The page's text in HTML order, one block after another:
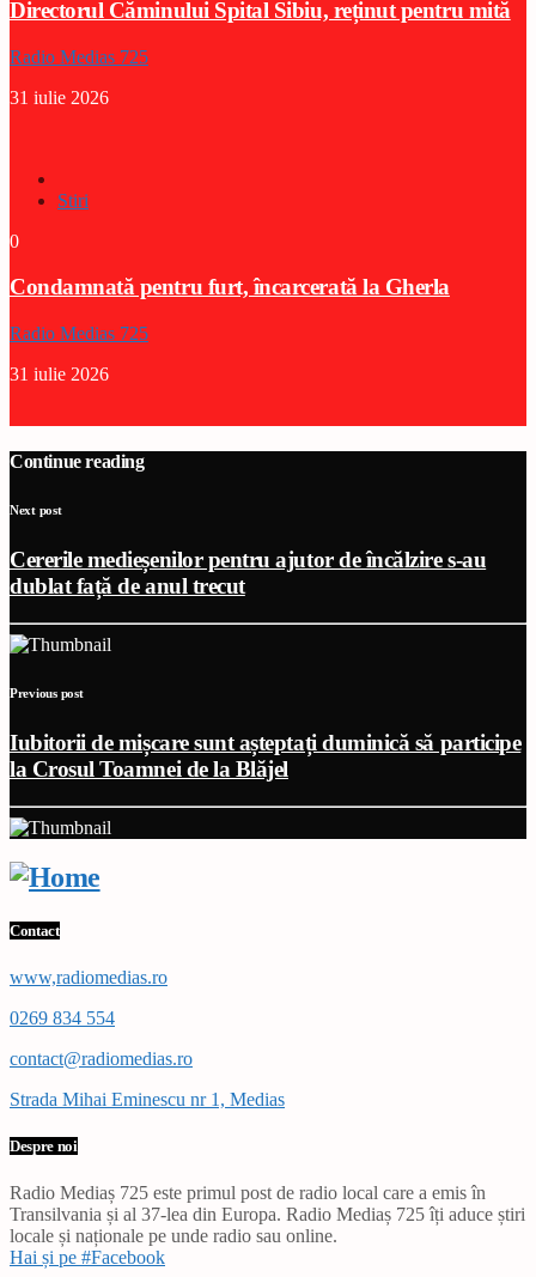
Directorul Căminului Spital Sibiu, reținut pentru mită
Radio Medias 725
31 iulie 2026
Stiri
0
Condamnată pentru furt, încarcerată la Gherla
Radio Medias 725
31 iulie 2026
Continue reading
Next post
Cererile medieșenilor pentru ajutor de încălzire s-au
dublat față de anul trecut
Previous post
Iubitorii de mișcare sunt așteptați duminică să participe
la Crosul Toamnei de la Blăjel
Contact
www,radiomedias.ro
0269 834 554
contact@radiomedias.ro
Strada Mihai Eminescu nr 1, Medias
Despre noi
Radio Mediaș 725 este primul post de radio local care a emis în
Transilvania și al 37-lea din Europa. Radio Mediaș 725 îți aduce știri
locale și naționale pe unde radio sau online.
Hai și pe #Facebook